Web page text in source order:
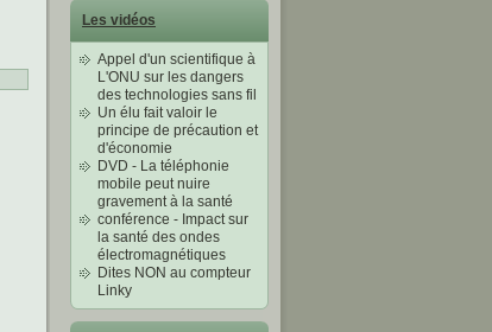
Les vidéos
Appel d'un scientifique à
L'ONU sur les dangers
des technologies sans fil
Un élu fait valoir le
principe de précaution et
d'économie
DVD - La téléphonie
mobile peut nuire
gravement à la santé
conférence - Impact sur
la santé des ondes
électromagnétiques
Dites NON au compteur
Linky